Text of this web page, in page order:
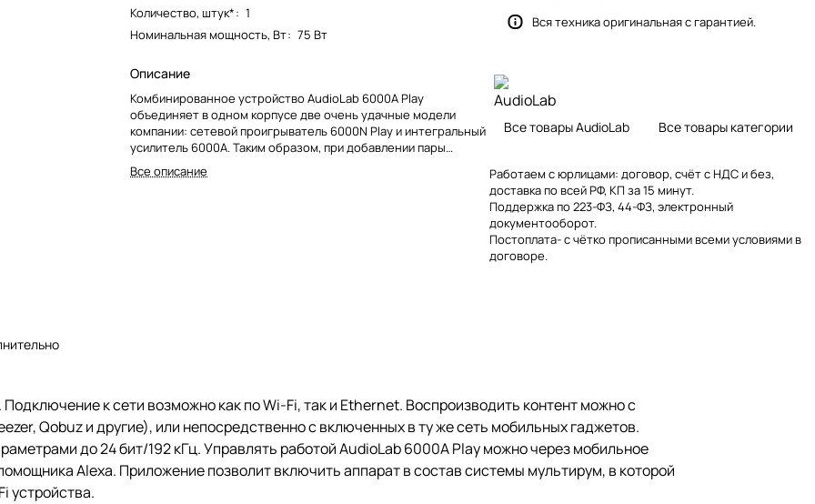
Количество, штук*: 1
Номинальная мощность, Вт: 75 Вт
Описание
Комбинированное устройство AudioLab 6000A Play
объединяет в одном корпусе две очень удачные модели
компании: сетевой проигрыватель 6000N Play и интегральный
усилитель 6000A. Таким образом, при добавлении пары
колонок AudioLab 6000A Play представляет собой
законченное решение для создания современной
Все описание
Вся техника оригинальная с гарантией.
Все товары AudioLab Все товары категории
Работаем с юрлицами: договор, счёт с НДС и без,
доставка по всей РФ, КП за 15 минут.
Поддержка по 223-ФЗ, 44-ФЗ, электронный
документооборот.
Постоплата- с чётко прописанными всеми условиями в
договоре.
к сети возможно как по Wi-Fi, так и Ethernet. Воспроизводить контент можно с
Qobuz и другие), или непосредственно с включенных в ту же сеть мобильных гаджетов.
до 24 бит/192 кГц. Управлять работой AudioLab 6000A Play можно через мобильное
Alexa. Приложение позволит включить аппарат в состав системы мультирум, в которой
устройства.